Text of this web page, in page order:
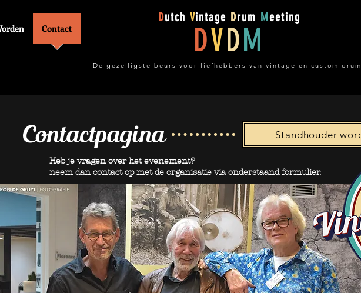
Contact
Dutch Vintage Drum Meeting
DVDM
De gezelligste beurs voor liefhebbers van vintage en custom
Contactpagina
Heb je vragen over het evenement?
neem dan contact op met de organisatie via onderstaand
Standhouder